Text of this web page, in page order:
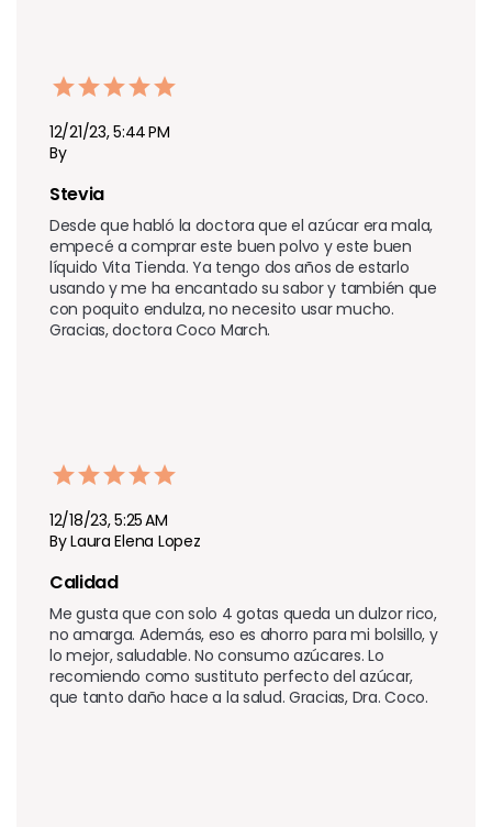
12/21/23, 5:44 PM
By
Stevia
Desde que habló la doctora que el azúcar era mala,
empecé a comprar este buen polvo y este buen
líquido Vita Tienda. Ya tengo dos años de estarlo
usando y me ha encantado su sabor y también que
con poquito endulza, no necesito usar mucho.
Gracias, doctora Coco March.
12/18/23, 5:25 AM
By Laura Elena Lopez
Calidad
Me gusta que con solo 4 gotas queda un dulzor rico,
no amarga. Además, eso es ahorro para mi bolsillo, y
lo mejor, saludable. No consumo azúcares. Lo
recomiendo como sustituto perfecto del azúcar,
que tanto daño hace a la salud. Gracias, Dra. Coco.